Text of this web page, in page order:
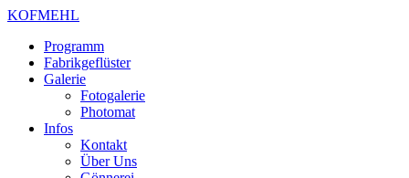
KOFMEHL
Programm
Fabrikgeflüster
Galerie
Fotogalerie
Photomat
Infos
Kontakt
Über Uns